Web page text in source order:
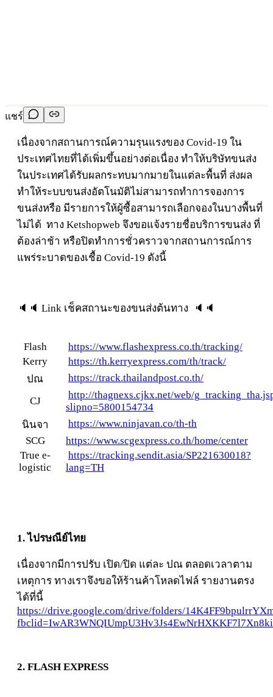
แชร์
เนื่องจากสถานการณ์ความรุนแรงของ Covid-19 ใน
ประเทศไทยที่ได้เพิ่มขึ้นอย่างต่อเนื่อง ทำให้บริษัทขนส่ง
ในประเทศได้รับผลกระทบมากมายในแต่ละพื้นที่ ส่งผล
ทำให้ระบบขนส่งอัตโนมัติไม่สามารถทำการจองการ
ขนส่งหรือ มีรายการให้ผู้ซื้อสามารถเลือกจองในบางพื้นที่
ไม่ได้ ทาง Ketshopweb จึงขอแจ้งรายชื่อบริการขนส่ง ที่
ต้องล่าช้า หรือปิดทำการชั่วคราวจากสถานการณ์การ
แพร่ระบาดของเชื้อ Covid-19 ดังนี้
🔈🔈 Link เช็คสถานะของขนส่งต้นทาง 🔈🔈
Flash
https://www.flashexpress.co.th/tracking/
Kerry
https://th.kerryexpress.com/th/track/
ปณ
https://track.thailandpost.co.th/
CJ
http://thagnexs.cjkx.net/web/
slipno=5800154734
นินจา
https://www.ninjavan.co/th-th
SCG
https://www.scgexpress.co.th/home/center
True e-
logistic
https://tracking.sendit.asia/SP221630018?
lang=TH
1. ไปรษณีย์ไทย
เนื่องจากมีการปรับ เปิด/ปิด แต่ละ ปณ ตลอดเวลาตาม
เหตุการ ทางเราจึงขอให้ร้านค้าโหลดไฟล์ รายงานตรง
ได้ที่นี้
https://drive.google.com/drive/folders/
2. FLASH EXPRESS